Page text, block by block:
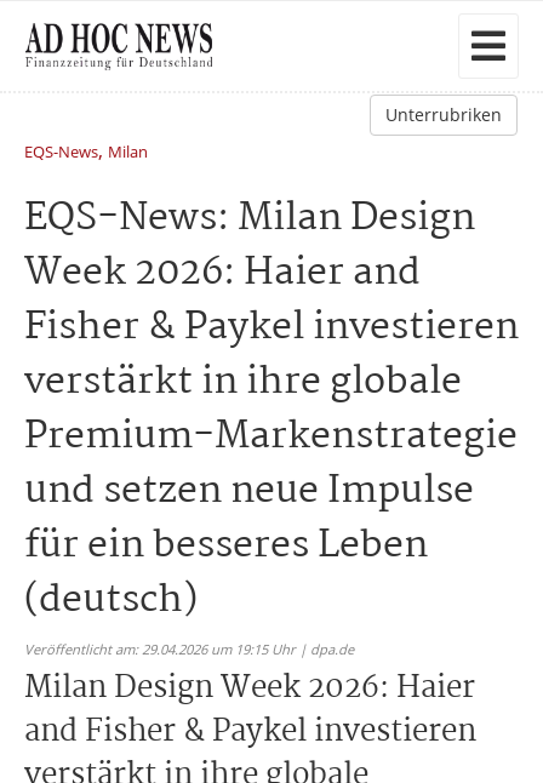
Unterrubriken
EQS-News, Milan
EQS-News: Milan Design
Week 2026: Haier and
Fisher & Paykel investieren
verstärkt in ihre globale
Premium-Markenstrategie
und setzen neue Impulse
für ein besseres Leben
(deutsch)
Veröffentlicht am: 29.04.2026 um 19:15 Uhr | dpa.de
Milan Design Week 2026: Haier
and Fisher & Paykel investieren